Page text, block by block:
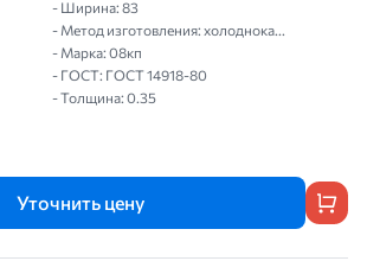
- Ширина: 83
- Метод изготовления: холоднока...
- Марка: 08кп
- ГОСТ: ГОСТ 14918-80
- Толщина: 0.35
Уточнить цену